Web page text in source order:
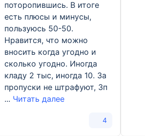
АО «НПФ ГАЗФОНД пенсионные
накопления»
АО «Национальный НПФ»
Социум
АО «Национальный НПФ»
АО «НПФ ГАЗФОНД»
Социум
поторопившись. В итоге
есть плюсы и минусы,
пользуюсь 50-50.
Нравится, что можно
вносить когда угодно и
сколько угодно. Иногда
кладу 2 тыс, иногда 10. За
пропуски не штрафуют, Зп
... Читать далее
4